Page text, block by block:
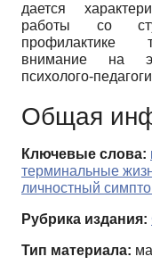
дается
работы со
профилактике
внимание на
психолого-
Общая
Ключевые слова:
терминальные
личностный
Рубрика издания:
Тип материала: